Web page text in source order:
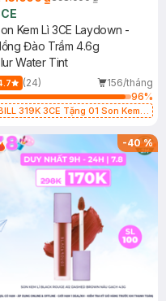
Kem Lì 3CE Laydown -
Đào Trầm 4.6g
Water Tint
(24)
156/tháng
96%
319K 3CE Tặng 01 Son Kem
(SL có hạn)
-40%